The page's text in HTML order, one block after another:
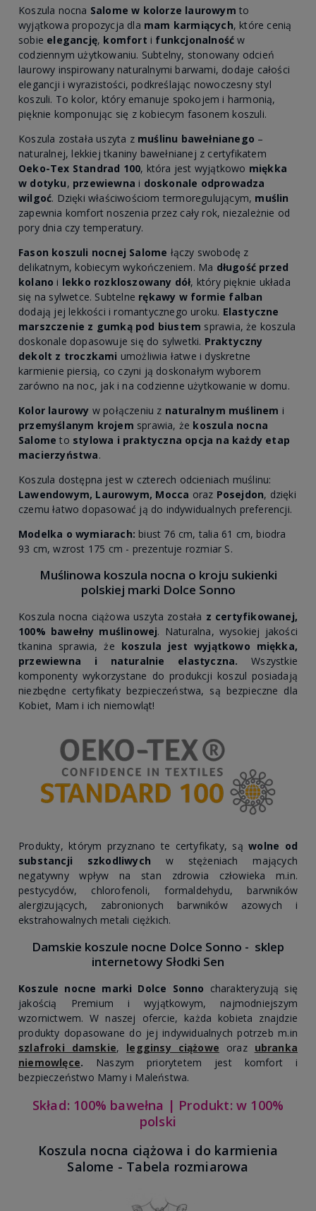
Koszula nocna Salome w kolorze laurowym to
wyjątkowa propozycja dla mam karmiących, które cenią
sobie elegancję, komfort i funkcjonalność w
codziennym użytkowaniu. Subtelny, stonowany odcień
laurowy inspirowany naturalnymi barwami, dodaje całości
elegancji i wyrazistości, podkreślając nowoczesny styl
koszuli. To kolor, który emanuje spokojem i harmonią,
pięknie komponując się z kobiecym fasonem koszuli.
Koszula została uszyta z muślinu bawełnianego –
naturalnej, lekkiej tkaniny bawełnianej z certyfikatem
Oeko-Tex Standrad 100, która jest wyjątkowo miękka
w dotyku, przewiewna i doskonale odprowadza
wilgoć. Dzięki właściwościom termoregulującym, muślin
zapewnia komfort noszenia przez cały rok, niezależnie od
pory dnia czy temperatury.
Fason koszuli nocnej Salome łączy swobodę z
delikatnym, kobiecym wykończeniem. Ma długość przed
kolano i lekko rozkloszowany dół, który pięknie układa
się na sylwetce. Subtelne rękawy w formie falban
dodają jej lekkości i romantycznego uroku. Elastyczne
marszczenie z gumką pod biustem sprawia, że koszula
doskonale dopasowuje się do sylwetki. Praktyczny
dekolt z troczkami umożliwia łatwe i dyskretne
karmienie piersią, co czyni ją doskonałym wyborem
zarówno na noc, jak i na codzienne użytkowanie w domu.
Kolor laurowy w połączeniu z naturalnym muślinem i
przemyślanym krojem sprawia, że koszula nocna
Salome to stylowa i praktyczna opcja na każdy etap
macierzyństwa.
Koszula dostępna jest w czterech odcieniach muślinu:
Lawendowym, Laurowym, Mocca oraz Posejdon, dzięki
czemu łatwo dopasować ją do indywidualnych preferencji.
Modelka o wymiarach: biust 76 cm, talia 61 cm, biodra
93 cm, wzrost 175 cm - prezentuje rozmiar S.
Muślinowa koszula nocna o kroju sukienki
polskiej marki Dolce Sonno
Koszula nocna ciążowa uszyta została z certyfikowanej,
100% bawełny muślinowej. Naturalna, wysokiej jakości
tkanina sprawia, że koszula jest wyjątkowo miękka,
przewiewna i naturalnie elastyczna. Wszystkie
komponenty wykorzystane do produkcji koszul posiadają
niezbędne certyfikaty bezpieczeństwa, są bezpieczne dla
Kobiet, Mam i ich niemowląt!
Produkty, którym przyznano te certyfikaty, sąwolne od
substancji szkodliwych w stężeniach mających
negatywny wpływ na stan zdrowia człowieka m.in.
pestycydów, chlorofenoli, formaldehydu, barwników
alergizujących, zabronionych barwników azowych i
ekstrahowalnych metali ciężkich.
Damskie koszule nocne Dolce Sonno - sklep
internetowy Słodki Sen
Koszule nocne marki Dolce Sonno charakteryzują się
jakością Premium i wyjątkowym, najmodniejszym
wzornictwem. W naszej ofercie, każda kobieta znajdzie
produkty dopasowane do jej indywidualnych potrzeb m.in
szlafroki damskie, legginsy ciążowe oraz ubranka
niemowlęce. Naszym priorytetem jest komfort i
bezpieczeństwo Mamy i Maleństwa.
Skład: 100% bawełna | Produkt: w 100%
polski
Koszula nocna ciążowa i do karmienia
Salome - Tabela rozmiarowa